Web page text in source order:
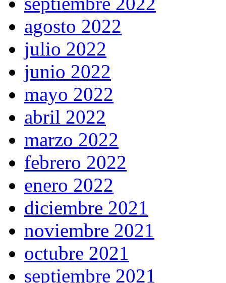
agosto 2022
julio 2022
junio 2022
mayo 2022
abril 2022
marzo 2022
febrero 2022
enero 2022
diciembre 2021
noviembre 2021
octubre 2021
septiembre 2021